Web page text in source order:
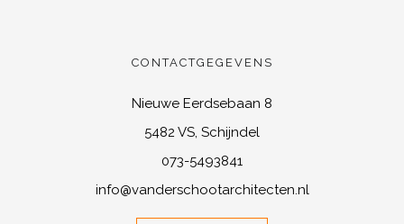
CONTACTGEGEVENS
Nieuwe Eerdsebaan 8
5482 VS, Schijndel
073-5493841
info@vanderschootarchitecten.nl